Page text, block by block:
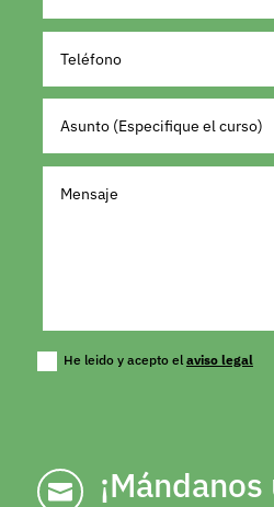
He leido y acepto el aviso legal
